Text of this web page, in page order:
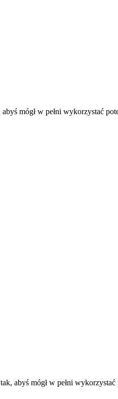
mógł w pełni wykorzystać
abyś mógł w pełni wykorzystać